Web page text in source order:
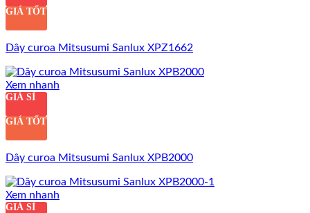
GIÁ TỐT
Dây curoa Mitsusumi Sanlux XPZ1662
Xem nhanh
GIÁ SỈ
GIÁ TỐT
Dây curoa Mitsusumi Sanlux XPB2000
Xem nhanh
GIÁ SỈ